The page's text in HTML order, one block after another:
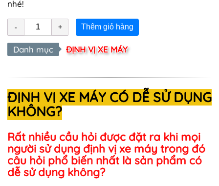
nhé!
Thêm giỏ hàng
Danh mục ĐỊNH VỊ XE MÁY
ĐỊNH VỊ XE MÁY CÓ DỄ SỬ DỤNG
KHÔNG?
Rất nhiều cầu hỏi được đặt ra khi mọi
người sử dụng định vị xe máy trong đó
câu hỏi phổ biến nhất là sản phẩm có
dễ sử dụng không?